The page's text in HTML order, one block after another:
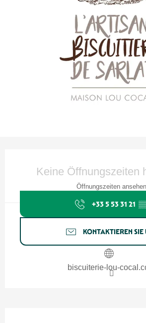
Keine Öffnungszeiten
Öffnungszeiten ansehen
+33 5 53 31 21
KONTAKTIEREN SIE
biscuiterie-lou-